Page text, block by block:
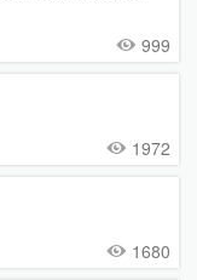
999
1972
1680